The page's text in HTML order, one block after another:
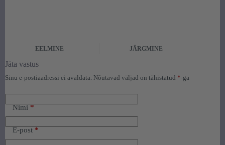
EELMINE JÄRGMINE
Jäta vastus
Sinu e-postiaadressi ei avaldata. Nõutavad väljad on tähistatud *-ga
Nimi *
E-post *